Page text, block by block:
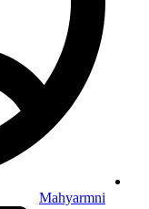
Mahyarmni